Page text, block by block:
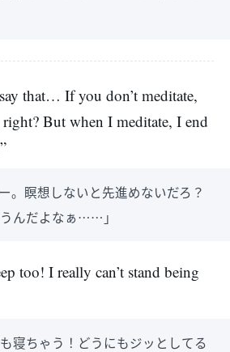
that… If you don’t meditate,
right? But when I meditate, I end
。瞑想しないと先進めないだろ？
んだよなぁ……」
too! I really can’t stand being
寝ちゃう！どうにもジッとしてる